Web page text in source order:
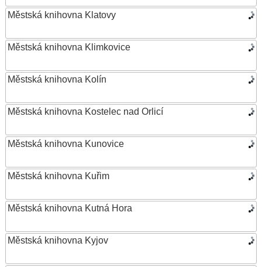
Městská knihovna Klatovy
Městská knihovna Klimkovice
Městská knihovna Kolín
Městská knihovna Kostelec nad Orlicí
Městská knihovna Kunovice
Městská knihovna Kuřim
Městská knihovna Kutná Hora
Městská knihovna Kyjov